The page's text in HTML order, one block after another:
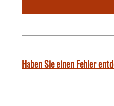
Haben Sie einen Fehler